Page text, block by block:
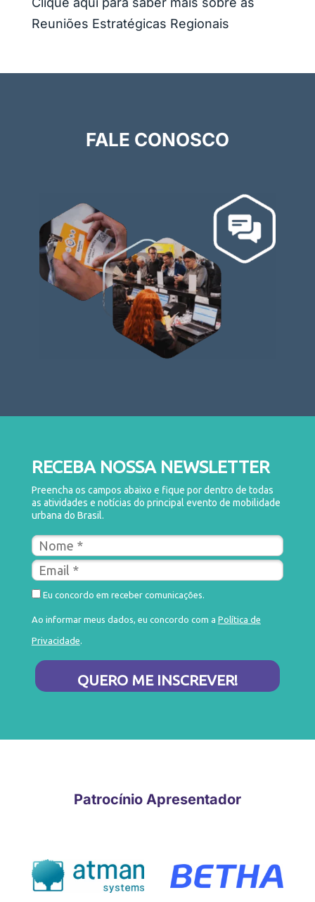
Reuniões Estratégicas Regionais
FALE CONOSCO
RECEBA NOSSA NEWSLETTER
Preencha os campos abaixo e fique por dentro de todas
as atividades e notícias do principal evento de mobilidade
urbana do Brasil.
Eu concordo em receber comunicações.
Ao informar meus dados, eu concordo com a Política de
Privacidade.
QUERO ME INSCREVER!
Patrocínio Apresentador